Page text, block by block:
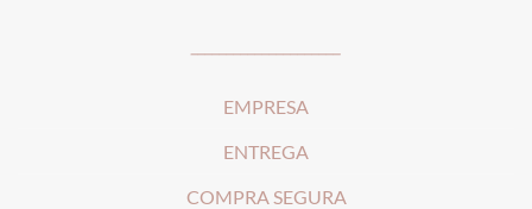
EMPRESA
ENTREGA
COMPRA SEGURA